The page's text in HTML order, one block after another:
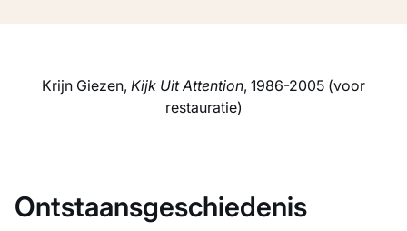
Krijn Giezen, Kijk Uit Attention, 1986-2005 (voor
restauratie)
Ontstaansgeschiedenis